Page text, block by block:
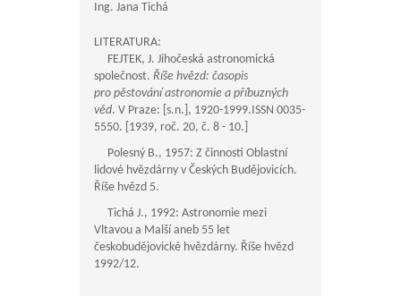
Ing. Jana Tichá
LITERATURA:
FEJTEK, J. Jihočeská astronomická
společnost. Říše hvězd: časopis
pro pěstování astronomie a příbuzných
věd. V Praze: [s.n.], 1920-1999.ISSN 0035-
5550. [1939, roč. 20, č. 8 - 10.]
Polesný B., 1957: Z činnosti Oblastní
lidové hvězdárny v Českých Budějovicích.
Říše hvězd 5.
Tichá J., 1992: Astronomie mezi
Vltavou a Malší aneb 55 let
českobudějovické hvězdárny. Říše hvězd
1992/12.